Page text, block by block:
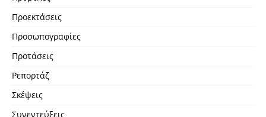
Προεκτάσεις
Προσωπογραφίες
Προτάσεις
Ρεπορτάζ
Σκέψεις
Συνεντεύξεις